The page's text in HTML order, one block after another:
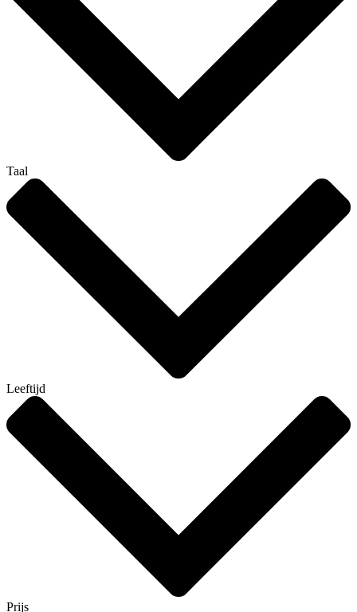
Taal
Leeftijd
Prijs